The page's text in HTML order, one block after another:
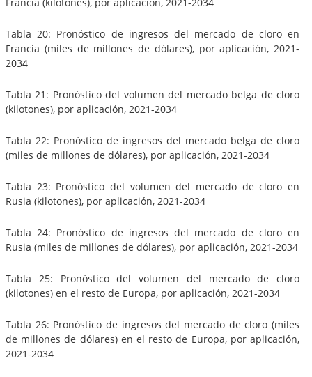
Tabla 20: Pronóstico de ingresos del mercado de cloro en
Francia (miles de millones de dólares), por aplicación, 2021-
2034
Tabla 21: Pronóstico del volumen del mercado belga de cloro
(kilotones), por aplicación, 2021-2034
Tabla 22: Pronóstico de ingresos del mercado belga de cloro
(miles de millones de dólares), por aplicación, 2021-2034
Tabla 23: Pronóstico del volumen del mercado de cloro en
Rusia (kilotones), por aplicación, 2021-2034
Tabla 24: Pronóstico de ingresos del mercado de cloro en
Rusia (miles de millones de dólares), por aplicación, 2021-2034
Tabla 25: Pronóstico del volumen del mercado de cloro
(kilotones) en el resto de Europa, por aplicación, 2021-2034
Tabla 26: Pronóstico de ingresos del mercado de cloro (miles
de millones de dólares) en el resto de Europa, por aplicación,
2021-2034